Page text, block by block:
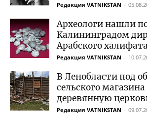
Редакция VATNIKSTAN -
Археологи нашли
Калининградом
Арабского
Редакция VATNIKSTAN -
В Ленобласти под
сельского
деревянную
Редакция VATNIKSTAN -